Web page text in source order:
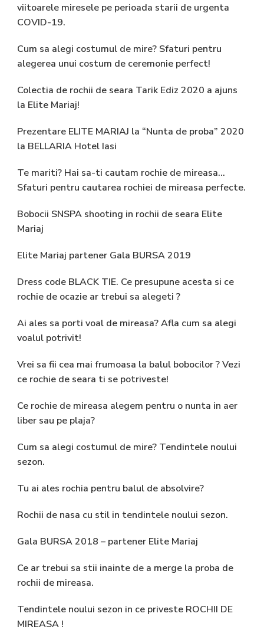
viitoarele miresele pe perioada starii de urgenta
COVID-19.
Cum sa alegi costumul de mire? Sfaturi pentru
alegerea unui costum de ceremonie perfect!
Colectia de rochii de seara Tarik Ediz 2020 a ajuns
la Elite Mariaj!
Prezentare ELITE MARIAJ la “Nunta de proba” 2020
la BELLARIA Hotel Iasi
Te mariti? Hai sa-ti cautam rochie de mireasa…
Sfaturi pentru cautarea rochiei de mireasa perfecte.
Bobocii SNSPA shooting in rochii de seara Elite
Mariaj
Elite Mariaj partener Gala BURSA 2019
Dress code BLACK TIE. Ce presupune acesta si ce
rochie de ocazie ar trebui sa alegeti ?
Ai ales sa porti voal de mireasa? Afla cum sa alegi
voalul potrivit!
Vrei sa fii cea mai frumoasa la balul bobocilor ? Vezi
ce rochie de seara ti se potriveste!
Ce rochie de mireasa alegem pentru o nunta in aer
liber sau pe plaja?
Cum sa alegi costumul de mire? Tendintele noului
sezon.
Tu ai ales rochia pentru balul de absolvire?
Rochii de nasa cu stil in tendintele noului sezon.
Gala BURSA 2018 – partener Elite Mariaj
Ce ar trebui sa stii inainte de a merge la proba de
rochii de mireasa.
Tendintele noului sezon in ce priveste ROCHII DE
MIREASA !